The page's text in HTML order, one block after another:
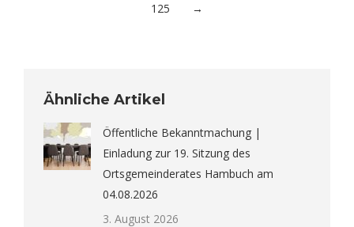
125
→
Ähnliche Artikel
Öffentliche Bekanntmachung |
Einladung zur 19. Sitzung des
Ortsgemeinderates Hambuch am
04.08.2026
3. August 2026